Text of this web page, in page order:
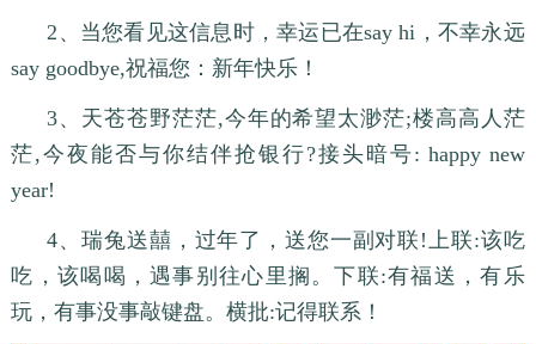
2、当您看见这信息时，幸运已在say hi，不幸永远
say goodbye,祝福您：新年快乐！
3、天苍苍野茫茫,今年的希望太渺茫;楼高高人茫
茫,今夜能否与你结伴抢银行?接头暗号: happy new
year!
4、瑞兔送囍，过年了，送您一副对联!上联:该吃
吃，该喝喝，遇事别往心里搁。下联:有福送，有乐
玩，有事没事敲键盘。横批:记得联系！